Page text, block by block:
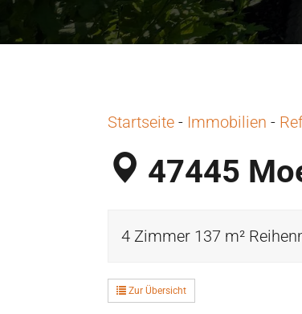
Startseite - Immobilien -
47445
4 Zimmer 137 m²
Zur Übersicht